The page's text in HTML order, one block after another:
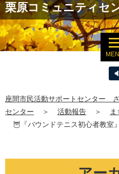
栗原コミュニティセ
座間市民活動サポートセンター
センター
＞ 活動報告 ＞
🦉『バウンドテニス初心者教室